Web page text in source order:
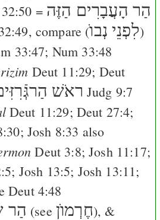
= הַר הָעֲבָרִים הַזֶּה
, compare (לִפְנֵי נְבוֺ)
33:47; Num 33:48
Deut 11:29; Deut
ראֹשׁ Judg 9:7
Deut 11:29; Deut 27:4;
; Josh 8:33 also
Deut 3:8;Josh 11:17;
; Josh 13:5; Josh 13:11;
Deut 4:48
הַר (see חֶרְמוֺן), &